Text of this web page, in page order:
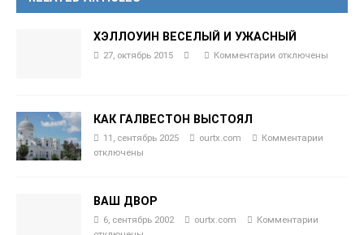
ХЭЛЛОУИН ВЕСЕЛЫЙ И УЖАСНЫЙ
27, октябрь 2015 Комментарии отключены
КАК ГАЛВЕСТОН ВЫСТОЯЛ
11, сентябрь 2025 ourtx.com
Комментарии
отключены
ВАШ ДВОР
6, сентябрь 2002 ourtx.com
Комментарии